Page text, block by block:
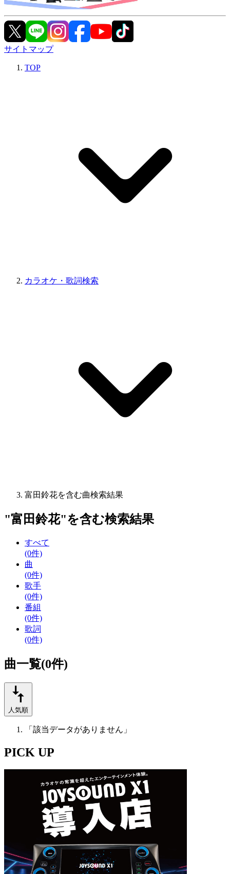
サイトマップ
TOP
カラオケ・歌詞検索
富田鈴花を含む曲検索結果
"富田鈴花"を含む検索結果
すべて
(0件)
曲
(0件)
歌手
(0件)
番組
(0件)
歌詞
(0件)
曲一覧(0件)
人気順
「該当データがありません」
PICK UP